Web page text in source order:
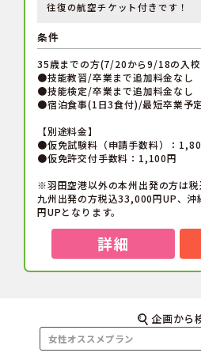
往復の航空チケット付きです！
条件
35歳までの方(7/20から9/18の入
●技能教習/卒業まで追加料金なし
●技能検定/卒業まで追加料金なし
●宿泊食事(1日3食付)/最短卒業予
【別途料金】
●仮免試験料（申請手数料）：
●仮免許交付手数料：1,100円
※羽田空港以外の本州出発の方は
九州出発の方税込33,000円UP、
円UPとなります。
詳細
入校日 6月1日～7月11日・
期間中の水・金曜日
入校日 3月29日～7月11日
のご入校
入校日 4月8日～7月1日・
入校日
入校日 2026年4月6日～7
31日の期間中の入
入校日 2026年3月30日～7
月31日の期間の入
企画から